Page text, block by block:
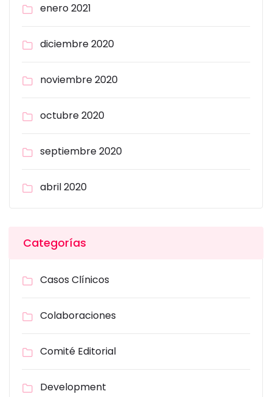
enero 2021
diciembre 2020
noviembre 2020
octubre 2020
septiembre 2020
abril 2020
Categorías
Casos Clínicos
Colaboraciones
Comité Editorial
Development